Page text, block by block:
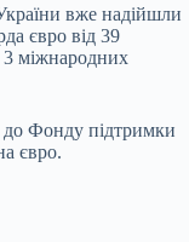
вже надійшли
євро від 39
3 міжнародних
до Фонду підтримки
євро.